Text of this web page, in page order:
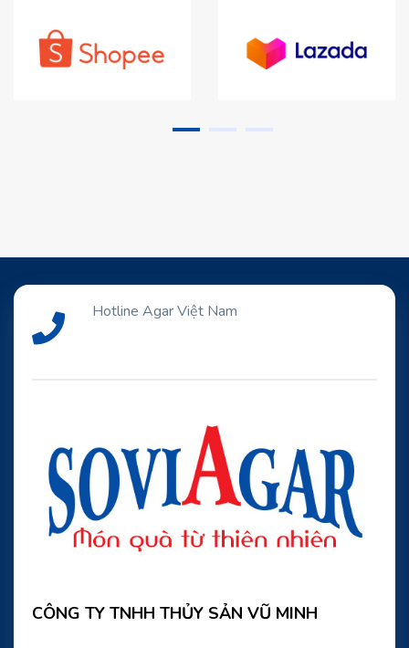
Hotline Agar Việt Nam
CÔNG TY TNHH THỦY SẢN VŨ MINH